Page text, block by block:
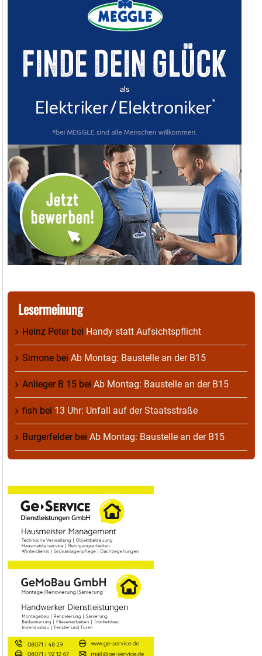
Lesermeinung
Heinz Peterbei Handy statt Aufsichtspflicht
Simone bei Ab Montag: Baustelle an der B15
Anlieger B 15 bei Ab Montag: Baustelle an der B15
fish bei 13 Uhr: Unfall auf der Staatsstraße
Burgerfelderbei Ab Montag: Baustelle an der B15